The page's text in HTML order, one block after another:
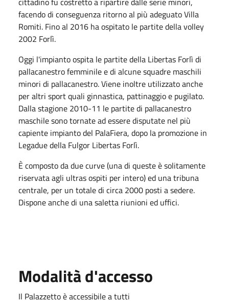
facendo di conseguenza ritorno al più adeguato Villa
Romiti. Fino al 2016 ha ospitato le partite della volley
2002 Forlì.
Oggi l'impianto ospita le partite della Libertas Forlì di
pallacanestro femminile e di alcune squadre maschili
minori di pallacanestro. Viene inoltre utilizzato anche
per altri sport quali ginnastica, pattinaggio e pugilato.
Dalla stagione 2010-11 le partite di pallacanestro
maschile sono tornate ad essere disputate nel più
capiente impianto del PalaFiera, dopo la promozione in
Legadue della Fulgor Libertas Forlì.
È composto da due curve (una di queste è solitamente
riservata agli ultras ospiti per intero) ed una tribuna
centrale, per un totale di circa 2000 posti a sedere.
Dispone anche di una saletta riunioni ed uffici.
Modalità d'accesso
Il Palazzetto è accessibile a tutti